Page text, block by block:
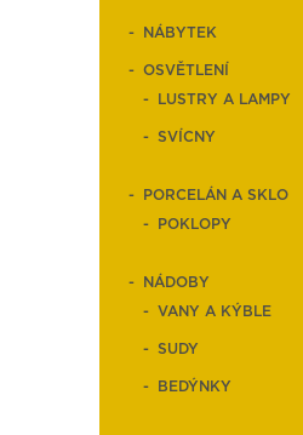
NÁBYTEK
OSVĚTLENÍ
LUSTRY A LAMPY
SVÍCNY
PORCELÁN A SKLO
POKLOPY
NÁDOBY
VANY A KÝBLE
SUDY
BEDÝNKY